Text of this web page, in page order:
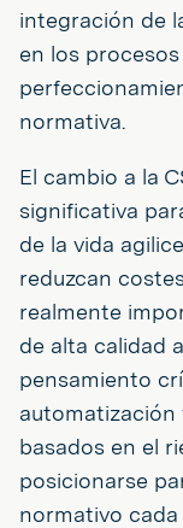
integración de
en los
normativa.
El cambio a la
significativa
de la vida
reduzcan
realmente
de alta calidad
pensamiento
automatización
basados en el
posicionarse
normativo cada